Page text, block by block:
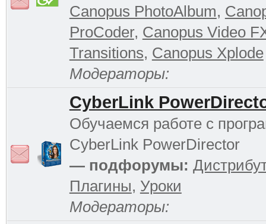
Canopus PhotoAlbum,
ProCoder, Canopus Video
Transitions, Canopus Xplode
Модераторы:
CyberLink
Обучаемся работе с
CyberLink PowerDirector
— подфорумы:
Плагины, Уроки
Модераторы: